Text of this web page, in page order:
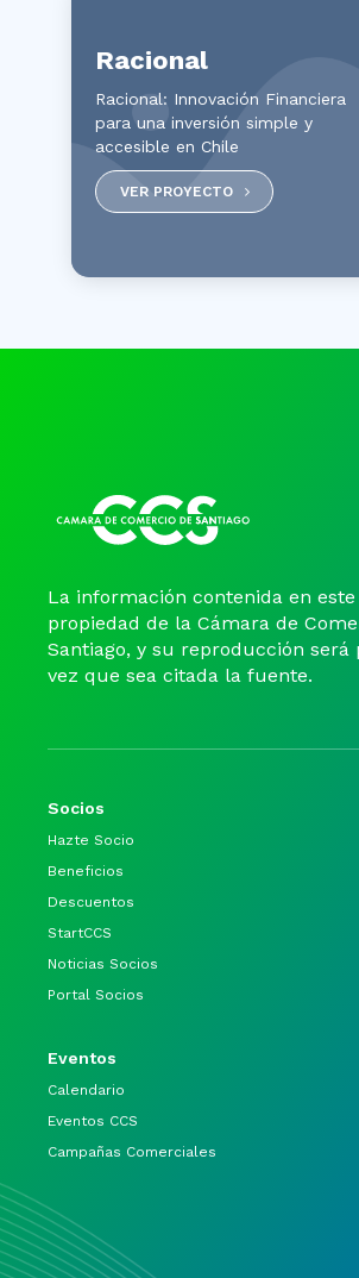
Racional
Racional: Innovación Financiera
para una inversión simple y
accesible en Chile
VER PROYECTO
La información contenida en este
propiedad de la Cámara de
Santiago, y su reproducción
vez que sea citada la fuente.
Socios
Hazte Socio
Beneficios
Descuentos
StartCCS
Noticias Socios
Portal Socios
Eventos
Calendario
Eventos CCS
Campañas Comerciales